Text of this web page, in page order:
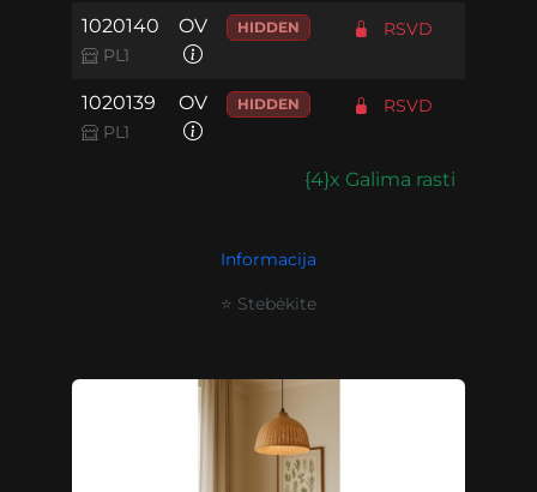
1020140
PL1
OV HIDDEN RSVD
1020139
PL1
OV HIDDEN RSVD
{4}x Galima rasti
Informacija
⭐ Stebėkite